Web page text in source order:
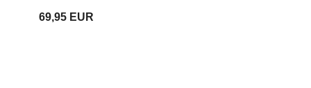
69,95 EUR